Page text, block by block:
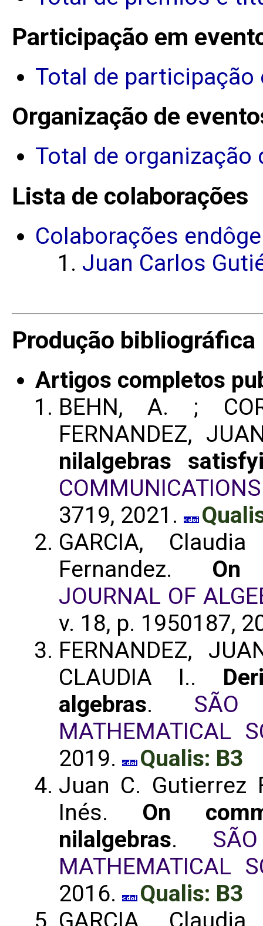
Participação em
Total de participação
Organização de
Total de organização
Lista de colaborações
Colaborações
Juan Carlos
Produção bibliográfica
Artigos completos
BEHN, A. ;
FERNANDEZ,
nilalgebras
3719, 2021.
GARCIA,
Fernandez. On
JOURNAL OF
v. 18, p. 1950187,
FERNANDEZ,
CLAUDIA I..
algebras.
MATHEMATICAL
2019.
Qualis: B3
Juan C. Gutierrez
Inés. On
nilalgebras.
MATHEMATICAL
2016.
Qualis: B3